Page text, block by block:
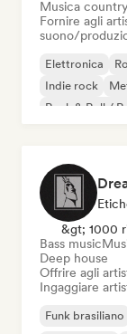
Musica country
Fornire agli
suono/
Elettronica
Indie rock
Rock & Roll /
&gt; 1000
Bass music
Deep house
Offrire agli
Ingaggiare
Funk brasiliano